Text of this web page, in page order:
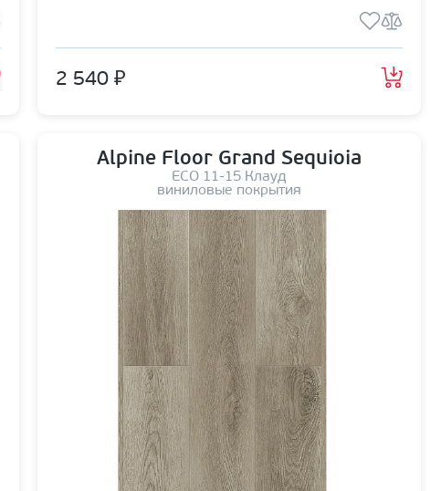
2 540 ₽
Alpine Floor Grand Sequioia
ЕСО 11-15 Клауд
виниловые покрытия